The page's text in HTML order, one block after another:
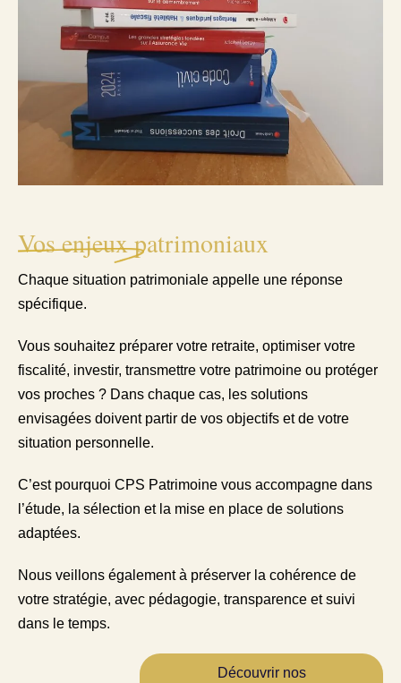
Vos enjeux patrimoniaux
Chaque situation patrimoniale appelle une réponse
spécifique.
Vous souhaitez préparer votre retraite, optimiser votre
fiscalité, investir, transmettre votre patrimoine ou protéger
vos proches ? Dans chaque cas, les solutions
envisagées doivent partir de vos objectifs et de votre
situation personnelle.
C’est pourquoi CPS Patrimoine vous accompagne dans
l’étude, la sélection et la mise en place de solutions
adaptées.
Nous veillons également à préserver la cohérence de
votre stratégie, avec pédagogie, transparence et suivi
dans le temps.
Découvrir nos